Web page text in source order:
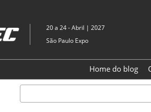
20 a 24 - Abril | 2027
São Paulo Expo
Home do blog